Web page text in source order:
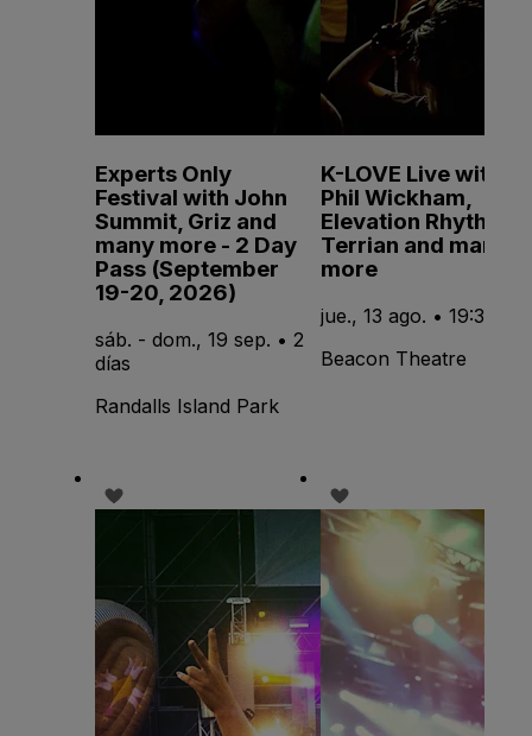
Experts Only
Festival with John
Summit, Griz and
many more - 2 Day
Pass (September
19-20, 2026)
sáb. - dom., 19 sep. • 2
días
Randalls Island Park
K-LOVE Live with
Phil Wickham,
Elevation Rhythm,
Terrian and many
more
jue., 13 ago. • 19:30
Beacon Theatre